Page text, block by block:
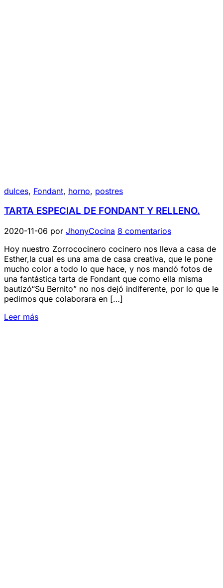
dulces, Fondant, horno, postres
TARTA ESPECIAL DE FONDANT Y RELLENO.
2020-11-06 por JhonyCocina 8 comentarios
Hoy nuestro Zorrococinero cocinero nos lleva a casa de
Esther,la cual es una ama de casa creativa, que le pone
mucho color a todo lo que hace, y nos mandó fotos de
una fantástica tarta de Fondant que como ella misma
bautizó“Su Bernito” no nos dejó indiferente, por lo que le
pedimos que colaborara en […]
Leer más